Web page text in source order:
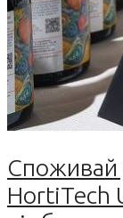
Споживай
HortiTech